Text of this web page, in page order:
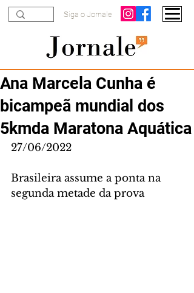
Siga o Jornale
Ana Marcela Cunha é
bicampeã mundial dos
5kmda Maratona Aquática
27/06/2022
Brasileira assume a ponta na
segunda metade da prova